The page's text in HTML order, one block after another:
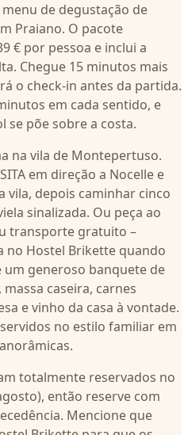
de degustação de
Praiano. O pacote
€ por pessoa e inclui a
Chegue 15 minutos mais
o check-in antes da partida.
em cada sentido, e
se põe sobre a costa.
na vila de Montepertuso.
em direção a Nocelle e
vila, depois caminhar cinco
sinalizada. Ou peça ao
transporte gratuito –
no Hostel Brikette quando
um generoso banquete de
caseira, carnes
e vinho da casa à vontade.
no estilo familiar em
totalmente reservados no
então reserve com
Mencione que